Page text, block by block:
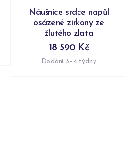
Náušnice srdce napůl
osázené zirkony ze
žlutého zlata
18 590 Kč
Dodání 3–4 týdny